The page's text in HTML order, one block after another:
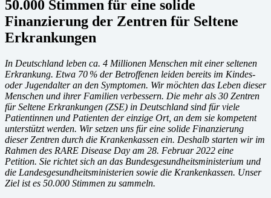
50.000 Stimmen für eine solide
Finanzierung der Zentren für Seltene
Erkrankungen
In Deutschland leben ca. 4 Millionen Menschen mit einer seltenen
Erkrankung. Etwa 70 % der Betroffenen leiden bereits im Kindes-
oder Jugendalter an den Symptomen. Wir möchten das Leben dieser
Menschen und ihrer Familien verbessern. Die mehr als 30 Zentren
für Seltene Erkrankungen (ZSE) in Deutschland sind für viele
Patientinnen und Patienten der einzige Ort, an dem sie kompetent
unterstützt werden. Wir setzen uns für eine solide Finanzierung
dieser Zentren durch die Krankenkassen ein. Deshalb starten wir im
Rahmen des RARE Disease Day am 28. Februar 2022 eine
Petition. Sie richtet sich an das Bundesgesundheitsministerium und
die Landesgesundheitsministerien sowie die Krankenkassen. Unser
Ziel ist es 50.000 Stimmen zu sammeln.